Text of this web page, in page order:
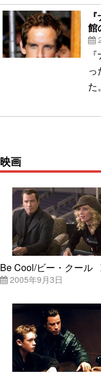
館
っ
た。
映画
Be Cool/ビー・クール
2005年9月3日